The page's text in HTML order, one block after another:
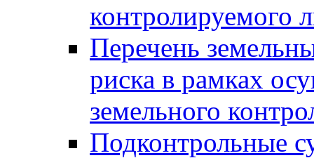
контролируемого
Перечень
риска в рамках
земельного
Подконтрольные